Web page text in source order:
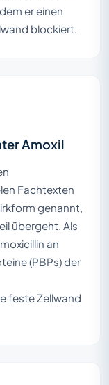
er einen
blockiert.
Amoxil
Fachtexten
genannt,
übergeht. Als
an
(PBPs) der
feste Zellwand